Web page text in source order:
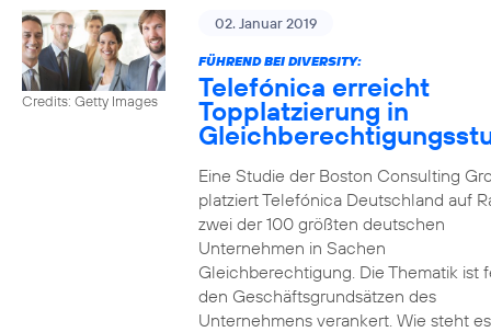
Credits: Getty Images
02. Januar 2019
FÜHREND BEI DIVERSITY:
Telefónica erreicht
Topplatzierung in
Eine Studie der Boston Consulting
platziert Telefónica Deutschland auf
zwei der 100 größten deutschen
Unternehmen in Sachen
Gleichberechtigung. Die Thematik ist
den Geschäftsgrundsätzen des
Unternehmens verankert. Wie steht